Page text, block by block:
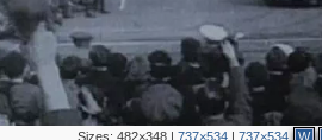
Sizes:482×348 |737×534 |737×534 W